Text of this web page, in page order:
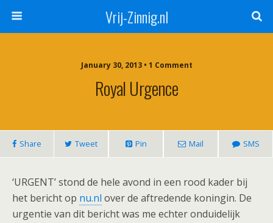
Vrij-Zinnig.nl
January 30, 2013 • 1 Comment
Royal Urgence
Share Tweet Pin Mail SMS
‘URGENT’ stond de hele avond in een rood kader bij
het bericht op nu.nl over de aftredende koningin. De
urgentie van dit bericht was me echter onduidelijk